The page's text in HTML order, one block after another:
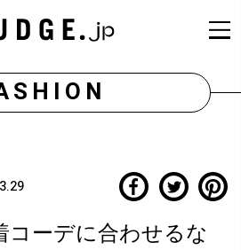
コーデに合わせるな